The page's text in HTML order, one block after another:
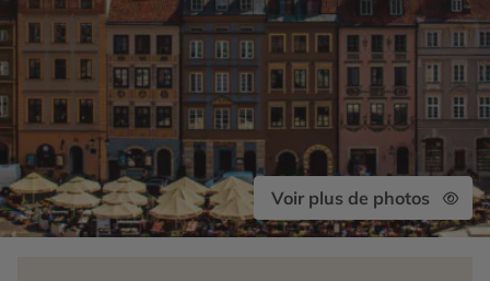
Voir plus de photos